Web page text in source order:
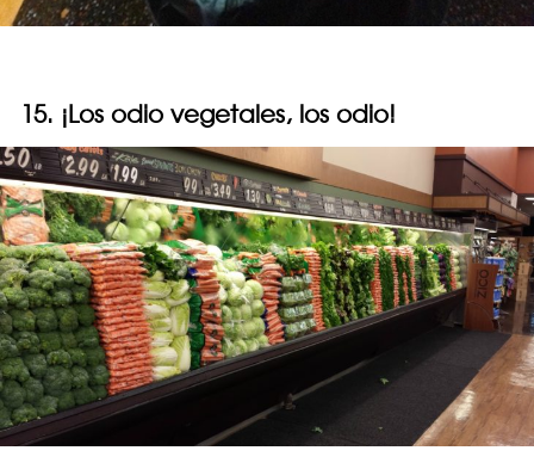
15. ¡Los odio vegetales, los odio!